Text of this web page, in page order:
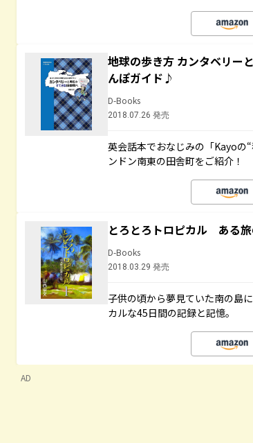
地球の歩き方 カンタベリー
んぽガイド♪
D-Books
2018.07.26 発売
英会話本でおなじみの「Kayoの
ンドン南東の田舎町をご紹介！
とろとろトロピカル ある
D-Books
2018.03.29 発売
子供の頃から夢見ていた南の島
カルな45日間の記録と記憶。
AD